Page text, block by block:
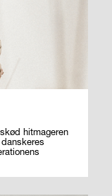
hitmageren